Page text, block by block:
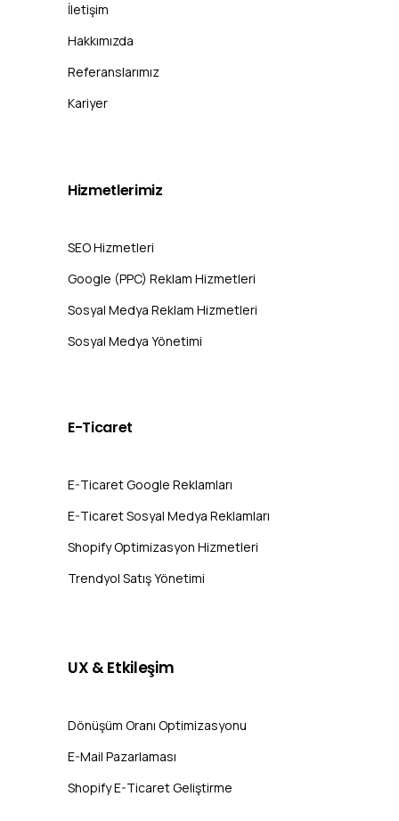
İletişim
Hakkımızda
Referanslarımız
Kariyer
Hizmetlerimiz
SEO Hizmetleri
Google (PPC) Reklam Hizmetleri
Sosyal Medya Reklam Hizmetleri
Sosyal Medya Yönetimi
E-Ticaret
E-Ticaret Google Reklamları
E-Ticaret Sosyal Medya Reklamları
Shopify Optimizasyon Hizmetleri
Trendyol Satış Yönetimi
UX &Etkileşim
Dönüşüm Oranı Optimizasyonu
E-Mail Pazarlaması
Shopify E-Ticaret Geliştirme